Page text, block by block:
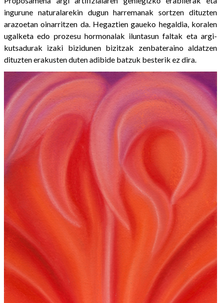
ingurune naturalarekin dugun harremanak sortzen dituzten
arazoetan oinarritzen da. Hegaztien gaueko hegaldia, koralen
ugalketa edo prozesu hormonalak iluntasun faltak eta argi-
kutsadurak izaki bizidunen bizitzak zenbateraino aldatzen
dituzten erakusten duten adibide batzuk besterik ez dira.